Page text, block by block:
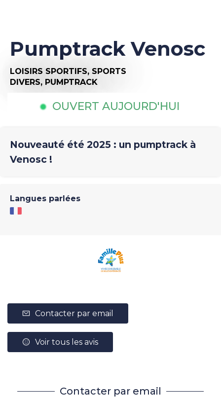
Pumptrack Venosc
LOISIRS SPORTIFS, SPORTS
DIVERS, PUMPTRACK
OUVERT AUJOURD'HUI
Nouveauté été 2025 : un pumptrack à
Venosc !
Langues parlées
Contacter par email
Voir tous les avis
Contacter par email